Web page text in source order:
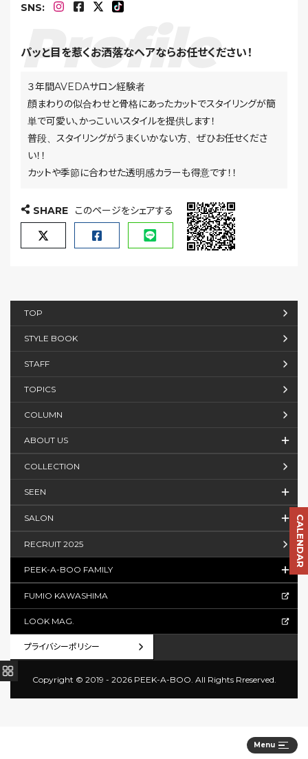
Menu
SNS:
パッと目を惹くお洒落なヘアならお任せください！
３年間AVEDAサロン経験者
顔まわりの似合わせと骨格にあったカットでスタイリングが簡
単で可愛い、かっこいいスタイルを提供します！
普段、スタイリングがうまくいかない方、ぜひお任せくださ
い！！
カットや季節に合わせた透明感カラーも得意です！！
SHARE このページをシェアする
TOP
STYLE BOOK
STAFF
TOPICS
COLUMN
ABOUT US
COLLECTION
SEEN
SALON
RECRUIT 2025
PEEK-A-BOO FAMILY
FUMIO KAWASHIMA
LOOK MAG.
プライバシーポリシー
Copyright © 2019 - 2026 PEEK-A-BOO. All Rights Rreserved.
CALENDAR